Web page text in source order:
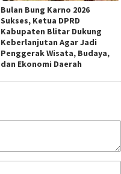
Bulan Bung Karno 2026
Sukses, Ketua DPRD
Kabupaten Blitar Dukung
Keberlanjutan Agar Jadi
Penggerak Wisata, Budaya,
dan Ekonomi Daerah